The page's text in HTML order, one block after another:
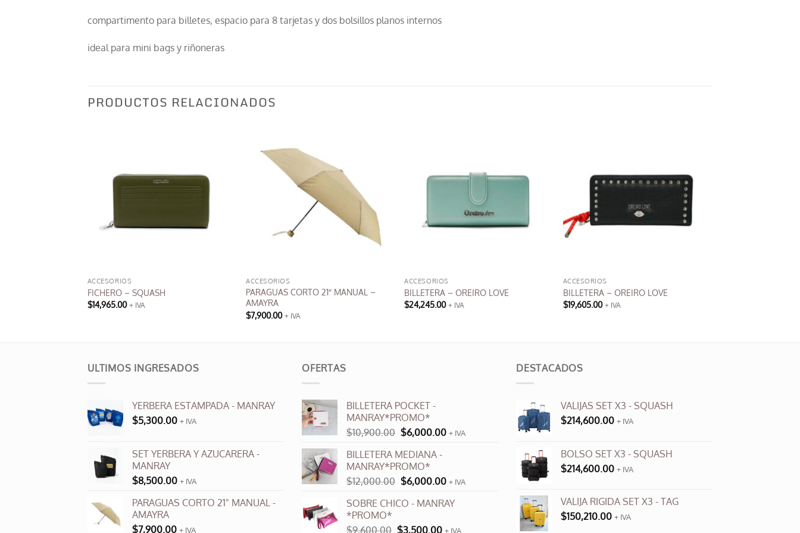
compartimento para billetes, espacio para 8 tarjetas y dos bolsillos planos internos
ideal para mini bags y riñoneras
PRODUCTOS RELACIONADOS
ACCESORIOS
FICHERO – SQUASH
$14,965.00 + IVA
variantes.
Las
se
pueden
página
producto
ACCESORIOS
PARAGUAS CORTO 21″ MANUAL –
AMAYRA
$7,900.00 + IVA
opciones
elegir
de
ACCESORIOS
BILLETERA – OREIRO LOVE
$24,245.00 + IVA
ACCESORIOS
BILLETERA – OREIRO LOVE
$19,605.00 + IVA
ULTIMOS INGRESADOS
YERBERA ESTAMPADA - MANRAY
$5,300.00 + IVA
SET YERBERA Y AZUCARERA -
MANRAY
$8,500.00 + IVA
PARAGUAS CORTO 21" MANUAL -
AMAYRA
$7,900.00 + IVA
OFERTAS
BILLETERA POCKET -
MANRAY*PROMO*
$10,900.00 El
original
era:
$10,900.00.
$6,000.00El
$6,000.00.
+ IVA
BILLETERA MEDIANA -
MANRAY*PROMO*
$12,000.00 El
original
$12,000.00.
$6,000.00El
actual
$6,000.00.
+ IVA
SOBRE CHICO - MANRAY
*PROMO*
$9,600.00 El
$3,500.00El+ IVA
DESTACADOS
VALIJAS SET X3 - SQUASH
$214,600.00 + IVA
BOLSO SET X3 - SQUASH
$214,600.00 + IVA
VALIJA RIGIDA SET X3 - TAG
$150,210.00 + IVA